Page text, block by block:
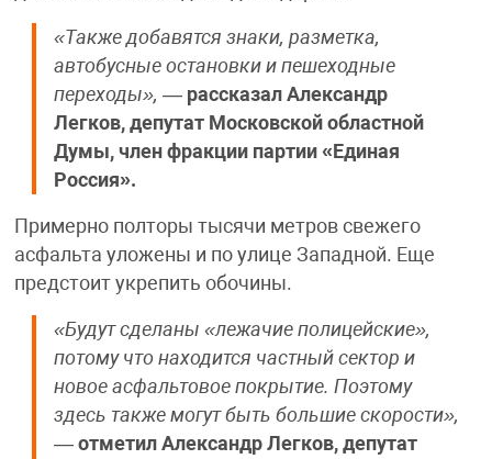
«Также добавятся знаки, разметка,
автобусные остановки и пешеходные
переходы», — рассказал Александр
Легков, депутат Московской областной
Думы, член фракции партии «Единая
Россия».
Примерно полторы тысячи метров свежего
асфальта уложены и по улице Западной. Еще
предстоит укрепить обочины.
«Будут сделаны «лежачие полицейские»,
потому что находится частный сектор и
новое асфальтовое покрытие. Поэтому
здесь также могут быть большие скорости»,
— отметил Александр Легков, депутат